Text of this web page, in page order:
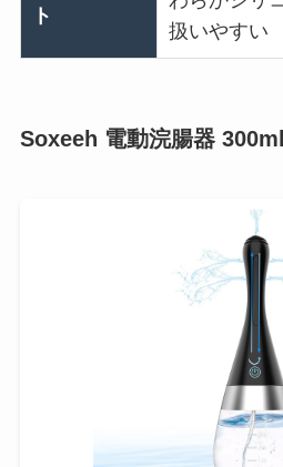
ト
扱いやすい
Soxeeh 電動浣腸器